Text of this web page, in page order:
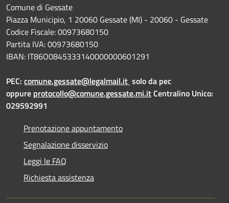
Comune di Gessate
Piazza Municipio, 1 20060 Gessate (MI) - 20060 - Gessate
Codice Fiscale: 00973680150
Partita IVA: 00973680150
IBAN: IT86O0845333140000000601291
PEC: comune.gessate@legalmail.it solo da pec
oppure protocollo@comune.gessate.mi.itCentralino Unico:
029592991
Prenotazione appuntamento
Segnalazione disservizio
Leggi le FAQ
Richiesta assistenza